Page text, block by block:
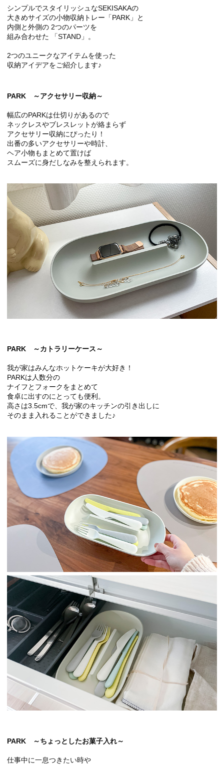
シンプルでスタイリッシュなSEKISAKAの
大きめサイズの小物収納トレー「PARK」と
内側と外側の 2つのパーツを
組み合わせた 「STAND」。
2つのユニークなアイテムを使った
収納アイデアをご紹介します♪
PARK ～アクセサリー収納～
幅広のPARKは仕切りがあるので
ネックレスやブレスレットが絡まらず
アクセサリー収納にぴったり！
出番の多いアクセサリーや時計、
ヘア小物もまとめて置けば
スムーズに身だしなみを整えられます。
PARK ～カトラリーケース～
我が家はみんなホットケーキが大好き！
PARKは人数分の
ナイフとフォークをまとめて
食卓に出すのにとっても便利。
高さは3.5cmで、我が家のキッチンの引き出しに
そのまま入れることができました♪
PARK ～ちょっとしたお菓子入れ～
仕事中に一息つきたい時や